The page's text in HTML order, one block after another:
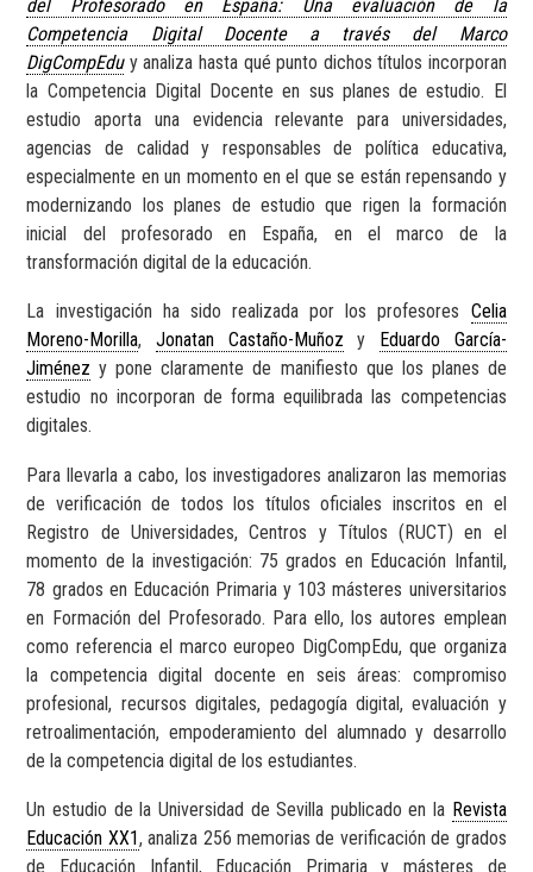
del Profesorado en España: Una evaluación de la
Competencia Digital Docente a través del Marco
DigCompEduy analiza hasta qué punto dichos títulos incorporan
la Competencia Digital Docente en sus planes de estudio. El
estudio aporta una evidencia relevante para universidades,
agencias de calidad y responsables de política educativa,
especialmente en un momento en el que se están repensando y
modernizando los planes de estudio que rigen la formación
inicial del profesorado en España, en el marco de la
transformación digital de la educación.
La investigación ha sido realizada por los profesores Celia
Moreno-Morilla,Jonatan Castaño-Muñoz y
Eduardo García-
Jiménez y pone claramente de manifiesto que los planes de
estudio no incorporan de forma equilibrada las competencias
digitales.
Para llevarla a cabo, los investigadores analizaron las memorias
de verificación de todos los títulos oficiales inscritos en el
Registro de Universidades, Centros y Títulos (RUCT) en el
momento de la investigación: 75 grados en Educación Infantil,
78 grados en Educación Primaria y 103 másteres universitarios
en Formación del Profesorado. Para ello, los autores emplean
como referencia el marco europeo DigCompEdu, que organiza
la competencia digital docente en seis áreas: compromiso
profesional, recursos digitales, pedagogía digital, evaluación y
retroalimentación, empoderamiento del alumnado y desarrollo
de la competencia digital de los estudiantes.
Un estudio de la Universidad de Sevilla publicado en la Revista
Educación XX1, analiza 256 memorias de verificación de grados
de Educación Infantil, Educación Primaria y másteres de